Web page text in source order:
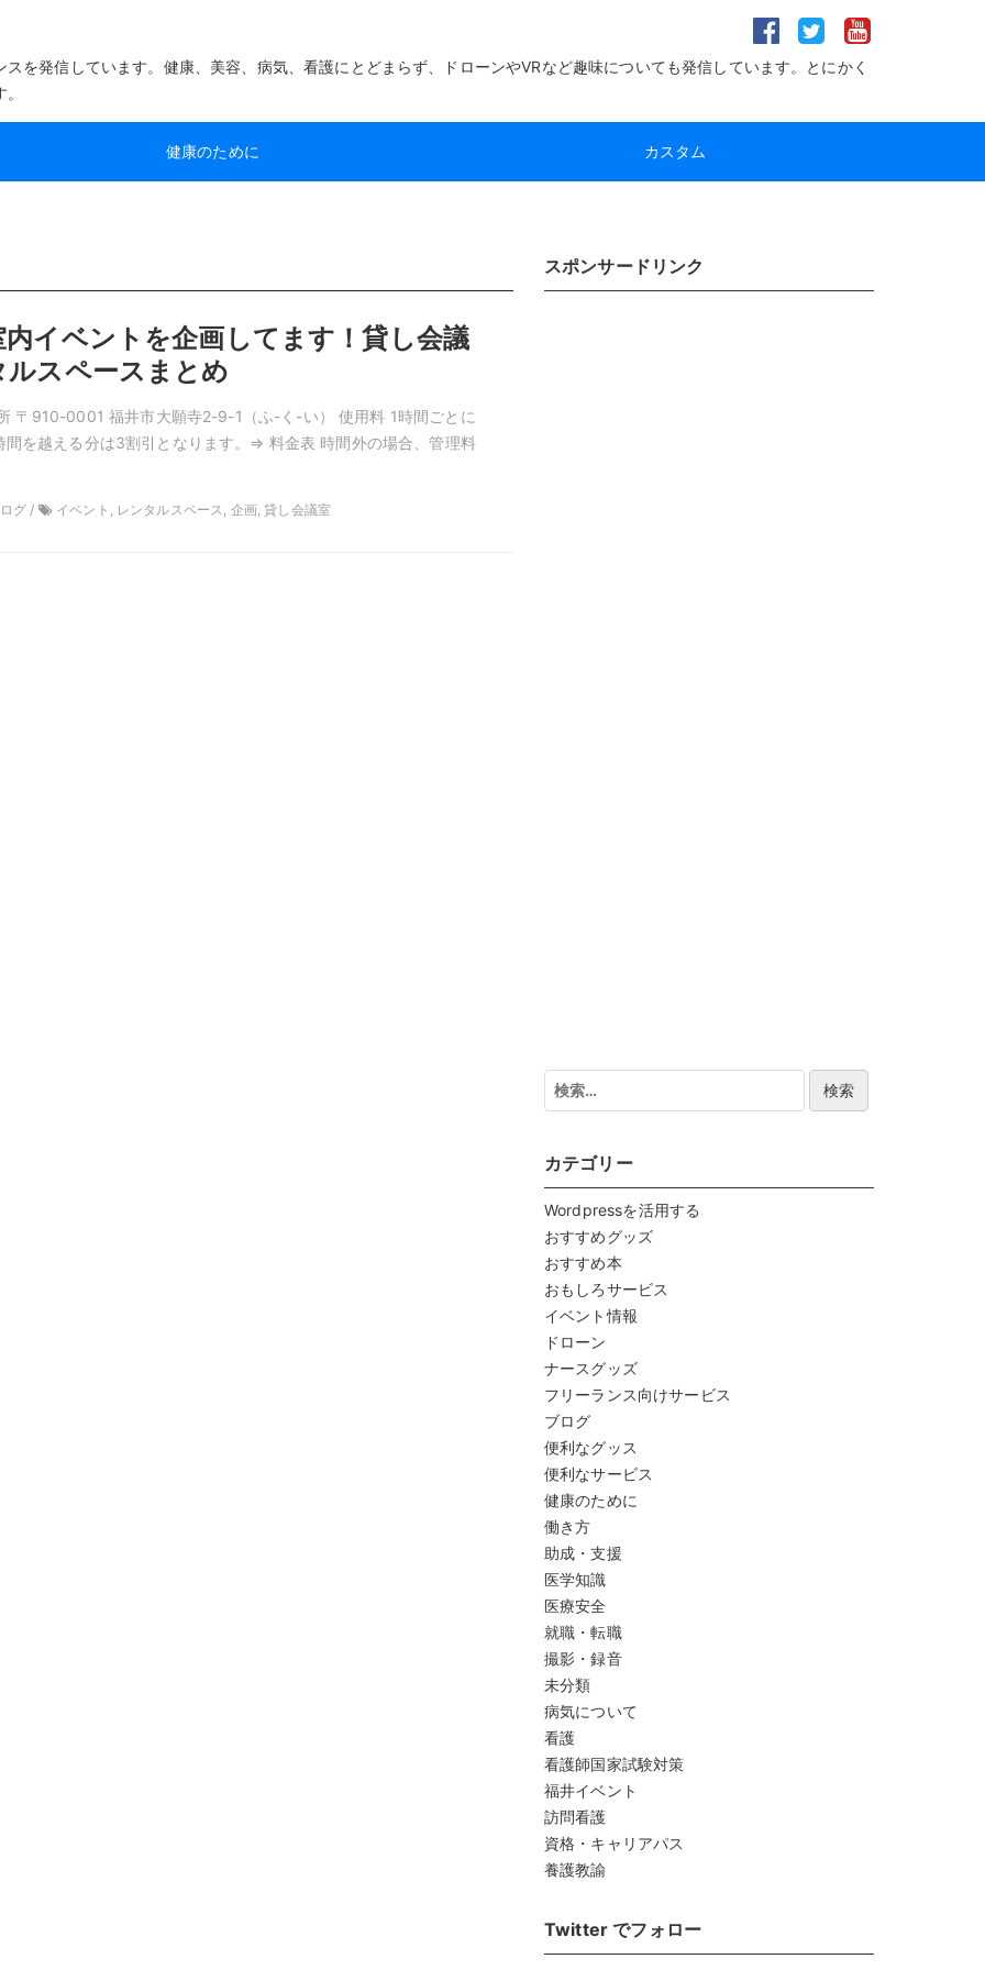
を発信しています。健康、美容、病気、看護にとどまらず、ドローンやVRなど趣味についても発信しています。とにかく
健康のために カスタム
内イベントを企画してます！貸し会議
ルスペースまとめ
〒910-0001 福井市大願寺2-9-1（ふ-く-い） 使用料 1時間ごとに
を越える分は3割引となります。⇒ 料金表 時間外の場合、管理料
グ / イベント, レンタルスペース, 企画, 貸し会議室
スポンサードリンク
検
索:
カテゴリー
Wordpressを活用する
おすすめグッズ
おすすめ本
おもしろサービス
イベント情報
ドローン
ナースグッズ
フリーランス向けサービス
ブログ
便利なグッス
便利なサービス
健康のために
働き方
助成・支援
医学知識
医療安全
就職・転職
撮影・録音
未分類
病気について
看護
看護師国家試験対策
福井イベント
訪問看護
資格・キャリアパス
養護教諭
Twitter でフォロー